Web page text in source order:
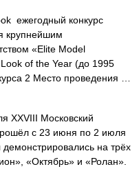
ежегодный конкурс
крупнейшим
«Elite Model
of the Year (до 1995
2 Место проведения …
XXVIII Московский
с 23 июня по 2 июля
на трёх
«Октябрь» и «Ролан».